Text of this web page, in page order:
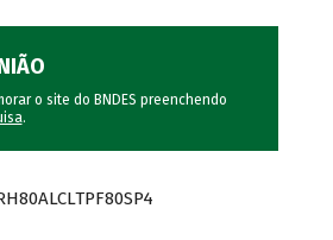
o site do BNDES preenchendo
.